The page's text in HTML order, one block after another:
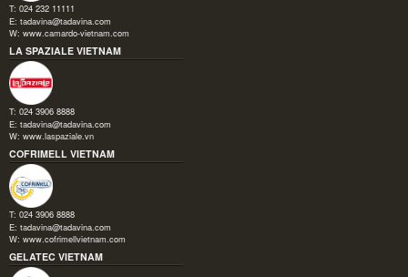
T: 024 232 11111
E: tadavina@tadavina.com
W: www.camardo-vietnam.com
LA SPAZIALE VIETNAM
T: 024 3906 8888
E: tadavina@tadavina.com
W: www.laspaziale.vn
COFRIMELL VIETNAM
T: 024 3906 8888
E: tadavina@tadavina.com
W: www.cofrimellvietnam.com
GELATEC VIETNAM